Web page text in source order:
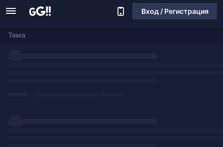
Вход / Регистрация
Тема